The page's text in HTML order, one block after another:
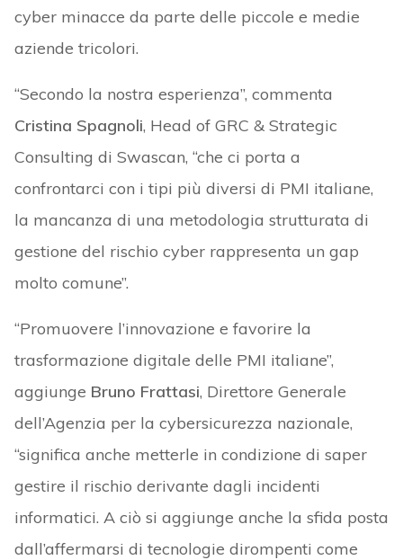
cyber minacce da parte delle piccole e medie
aziende tricolori.
“Secondo la nostra esperienza”, commenta
Cristina Spagnoli, Head of GRC & Strategic
Consulting di Swascan, “che ci porta a
confrontarci con i tipi più diversi di PMI italiane,
la mancanza di una metodologia strutturata di
gestione del rischio cyber rappresenta un gap
molto comune”.
“Promuovere l’innovazione e favorire la
trasformazione digitale delle PMI italiane”,
aggiunge Bruno Frattasi, Direttore Generale
dell’Agenzia per la cybersicurezza nazionale,
“significa anche metterle in condizione di saper
gestire il rischio derivante dagli incidenti
informatici. A ciò si aggiunge anche la sfida posta
dall’affermarsi di tecnologie dirompenti come